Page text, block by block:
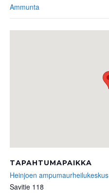
Ammunta
TAPAHTUMAPAIKKA
Heinjoen ampumaurheilukeskus
Savitie 118